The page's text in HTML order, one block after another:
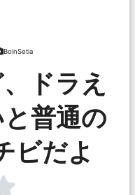
BoinSetia
ドラえ
普通の
ビだよ